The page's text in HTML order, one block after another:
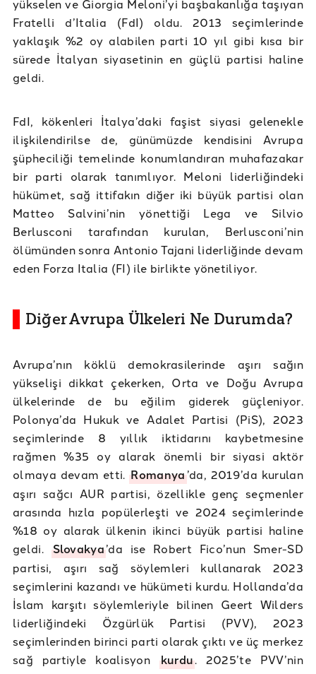
yükselen ve Giorgia Meloni’yi başbakanlığa taşıyan
Fratelli d’Italia (FdI) oldu. 2013 seçimlerinde
yaklaşık %2 oy alabilen parti 10 yıl gibi kısa bir
sürede İtalyan siyasetinin en güçlü partisi haline
geldi.
FdI, kökenleri İtalya’daki faşist siyasi gelenekle
ilişkilendirilse de, günümüzde kendisini Avrupa
şüpheciliği temelinde konumlandıran muhafazakar
bir parti olarak tanımlıyor. Meloni liderliğindeki
hükümet, sağ ittifakın diğer iki büyük partisi olan
Matteo Salvini’nin yönettiği Lega ve Silvio
Berlusconi tarafından kurulan, Berlusconi’nin
ölümünden sonra Antonio Tajani liderliğinde devam
eden Forza Italia (FI) ile birlikte yönetiliyor.
Diğer Avrupa Ülkeleri Ne Durumda?
Avrupa’nın köklü demokrasilerinde aşırı sağın
yükselişi dikkat çekerken, Orta ve Doğu Avrupa
ülkelerinde de bu eğilim giderek güçleniyor.
Polonya’da Hukuk ve Adalet Partisi (PiS), 2023
seçimlerinde 8 yıllık iktidarını kaybetmesine
rağmen %35 oy alarak önemli bir siyasi aktör
olmaya devam etti.Romanya’da, 2019’da kurulan
aşırı sağcı AUR partisi, özellikle genç seçmenler
arasında hızla popülerleşti ve 2024 seçimlerinde
%18 oy alarak ülkenin ikinci büyük partisi haline
geldi. Slovakya’da ise Robert Fico’nun Smer-SD
partisi, aşırı sağ söylemleri kullanarak 2023
seçimlerini kazandı ve hükümeti kurdu. Hollanda’da
İslam karşıtı söylemleriyle bilinen Geert Wilders
liderliğindeki Özgürlük Partisi (PVV), 2023
seçimlerinden birinci parti olarak çıktı ve üç merkez
sağ partiyle koalisyon kurdu. 2025’te PVV’nin